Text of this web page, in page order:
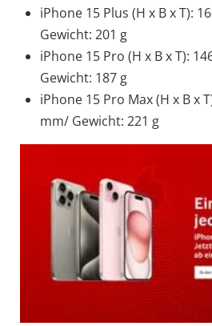
iPhone 15 Plus (H x B x T):
Gewicht: 201 g
iPhone 15 Pro (H x B x T):
Gewicht: 187 g
iPhone 15 Pro Max (H x B x
mm/ Gewicht: 221 g